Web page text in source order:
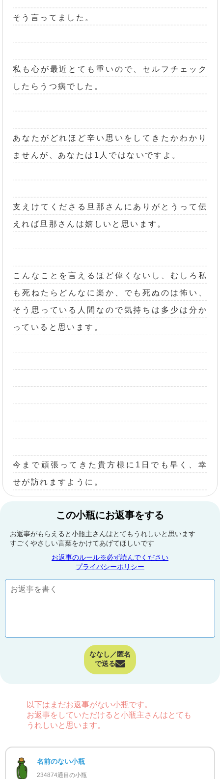
そう言ってました。
私も心が最近とても重いので、セルフチェック
したらうつ病でした。
あなたがどれほど辛い思いをしてきたかわかり
ませんが、あなたは1人ではないですよ。
支えけてくださる旦那さんにありがとうって伝
えれば旦那さんは嬉しいと思います。
こんなことを言えるほど偉くないし、むしろ私
も死ねたらどんなに楽か、でも死ぬのは怖い、
そう思っている人間なので気持ちは多少は分か
っていると思います。
今まで頑張ってきた貴方様に1日でも早く、幸
せが訪れますように。
この小瓶にお返事をする
お返事がもらえると小瓶主さんはとてもうれしいと思います
すごくやさしい言葉をかけてあげてほしいです
お返事のルール※必ず読んでください
プライバシーポリシー
ななし／匿名
で送る
以下はまだお返事がない小瓶です。
お返事をしていただけると小瓶主さんはとても
うれしいと思います。
名前のない小瓶
234874通目の小瓶